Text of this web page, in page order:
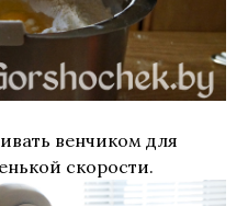
венчиком для
скорости.